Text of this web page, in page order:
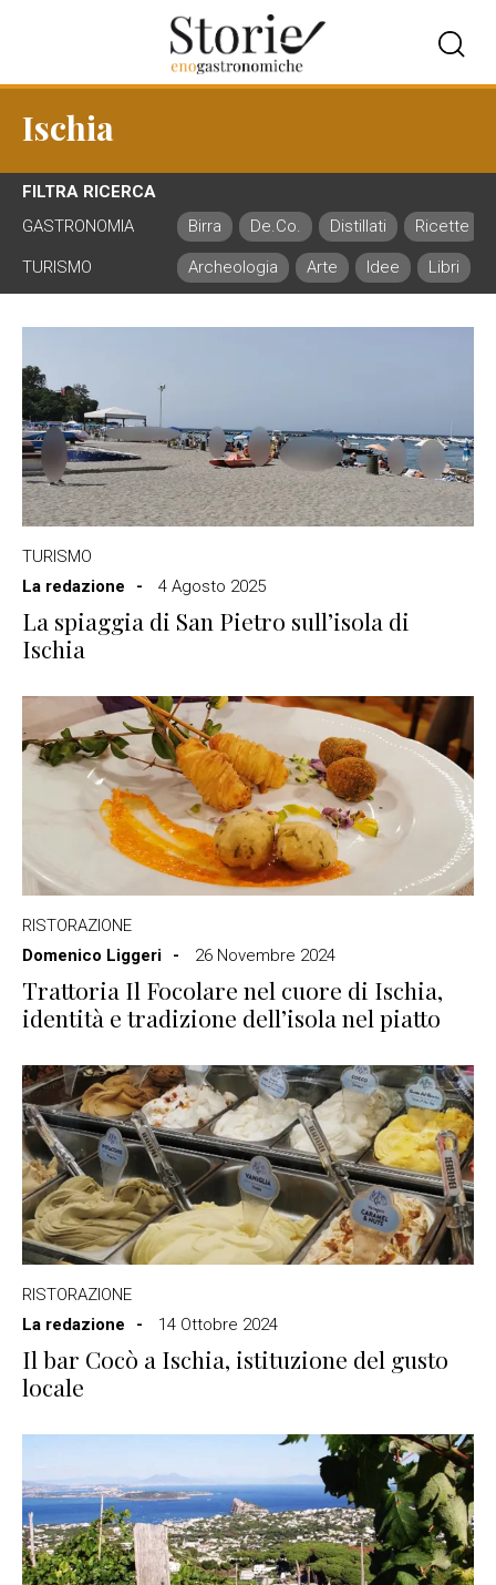
Ischia
FILTRA RICERCA
GASTRONOMIA
Birra De.Co. Distillati Ricette
TURISMO Archeologia Arte Idee Libri
TURISMO
La redazione
4 Agosto 2025
La spiaggia di San Pietro sull’isola di
Ischia
RISTORAZIONE
Domenico Liggeri
26 Novembre 2024
Trattoria Il Focolare nel cuore di Ischia,
identità e tradizione dell’isola nel piatto
RISTORAZIONE
La redazione
14 Ottobre 2024
Il bar Cocò a Ischia, istituzione del gusto
locale